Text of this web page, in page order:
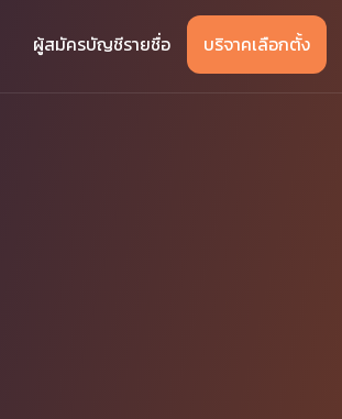
ผู้สมัครบัญชีรายชื่อ บริจาคเลือกตั้ง